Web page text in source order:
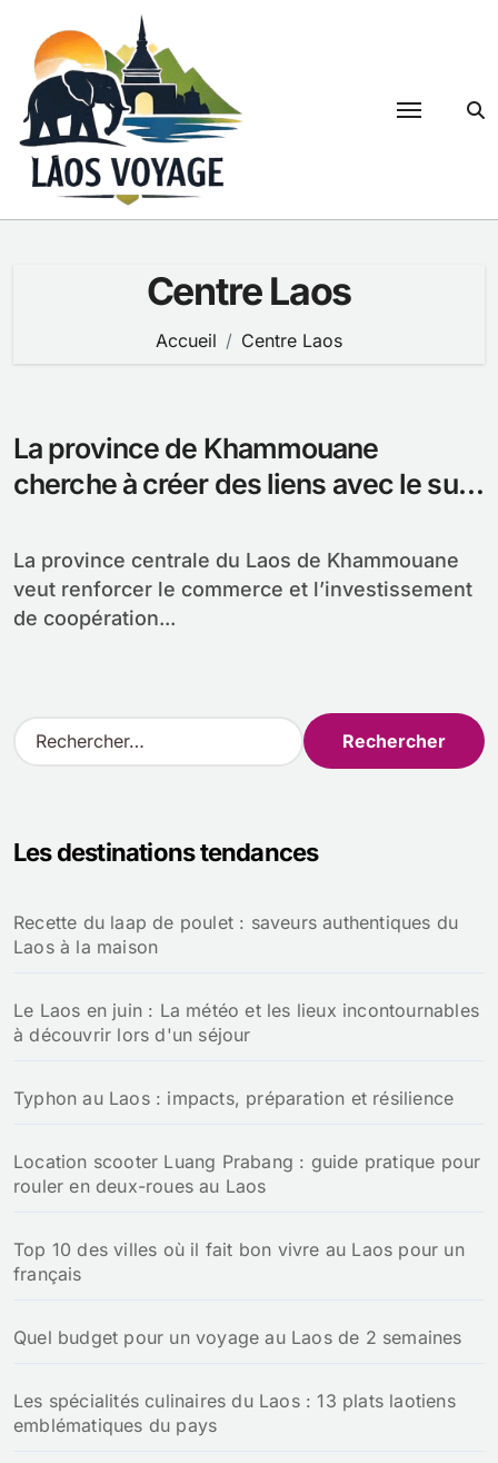
contenu
Centre Laos
Accueil Centre Laos
La province de Khammouane
cherche à créer des liens avec le sud
La province centrale du Laos de Khammouane
veut renforcer le commerce et l’investissement
de coopération...
R
e
r
e
r
Les destinations tendances
Recette du laap de poulet : saveurs authentiques du
Laos à la maison
Le Laos en juin : La météo et les lieux incontournables
à découvrir lors d'un séjour
Typhon au Laos : impacts, préparation et résilience
Location scooter Luang Prabang : guide pratique pour
rouler en deux-roues au Laos
Top 10 des villes où il fait bon vivre au Laos pour un
français
Quel budget pour un voyage au Laos de 2 semaines
Les spécialités culinaires du Laos : 13 plats laotiens
emblématiques du pays